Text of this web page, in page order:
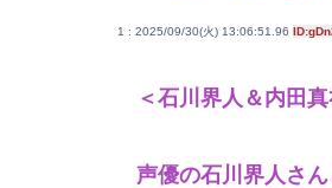
1 : 2025/09/30(火) 13:06:51.96
＜石川界人＆内田
声優の石川界人さ